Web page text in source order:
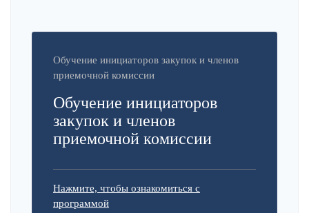
Обучение инициаторов закупок и членов
приемочной комиссии
Обучение инициаторов
закупок и членов
приемочной комиссии
Нажмите, чтобы ознакомиться с
программой